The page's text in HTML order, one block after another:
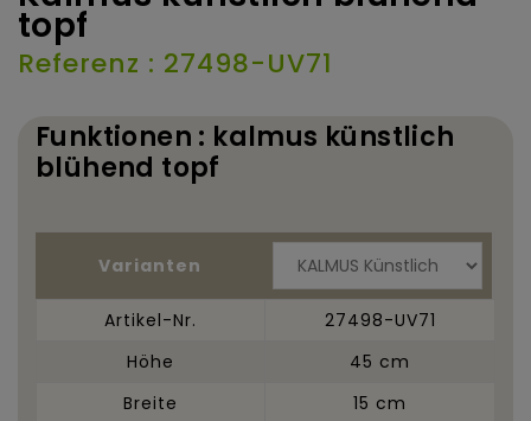
topf
Referenz : 27498-UV71
Funktionen : kalmus künstlich
blühend topf
Varianten
Artikel-Nr.
27498-UV71
Höhe
45 cm
Breite
15 cm